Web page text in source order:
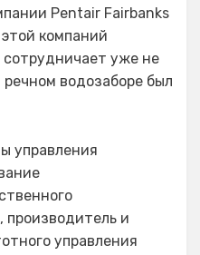
Pentair Fairbanks
компаний
сотрудничает уже не
водозаборе был
управления
производитель и
управления